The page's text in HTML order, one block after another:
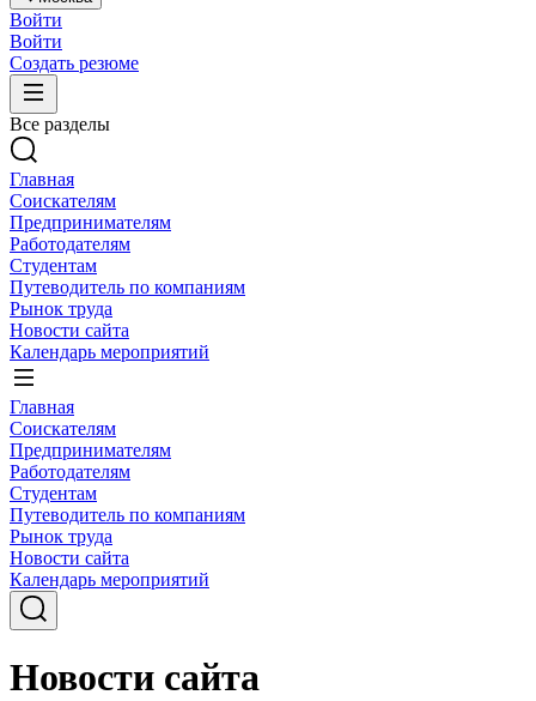
Войти
Войти
Создать резюме
Все разделы
Главная
Соискателям
Предпринимателям
Работодателям
Студентам
Путеводитель по компаниям
Рынок труда
Новости сайта
Календарь мероприятий
Главная
Соискателям
Предпринимателям
Работодателям
Студентам
Путеводитель по компаниям
Рынок труда
Новости сайта
Календарь мероприятий
Новости сайта